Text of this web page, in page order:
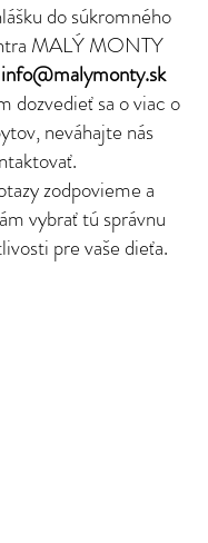
do súkromného
MALÝ MONTY
info@malymonty.sk
dozvedieť sa o viac o
neváhajte nás
zodpovieme a
vybrať tú správnu
pre vaše dieťa.